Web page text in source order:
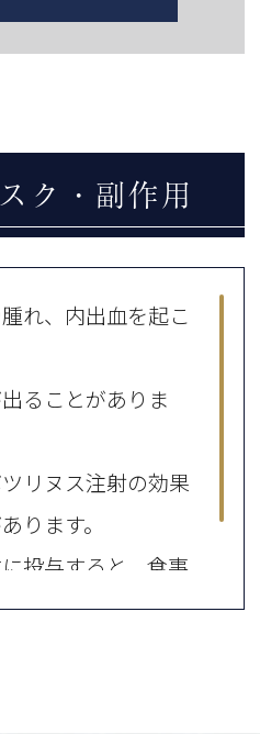
ク・副作用
れ、内出血を起こ
ることがありま
リヌス注射の効果
ります。
投与すると、食事
があります。